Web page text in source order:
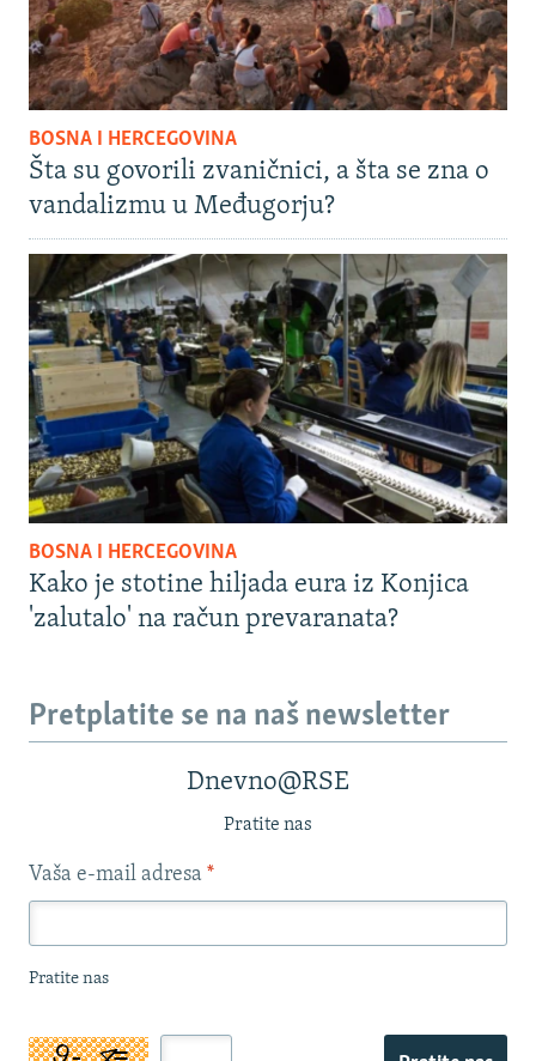
BOSNA I HERCEGOVINA
Šta su govorili zvaničnici, a šta se zna o
vandalizmu u Međugorju?
BOSNA I HERCEGOVINA
Kako je stotine hiljada eura iz Konjica
'zalutalo' na račun prevaranata?
Pretplatite se na naš newsletter
Dnevno@RSE
Pratite nas
Vaša e-mail adresa *
Pratite nas